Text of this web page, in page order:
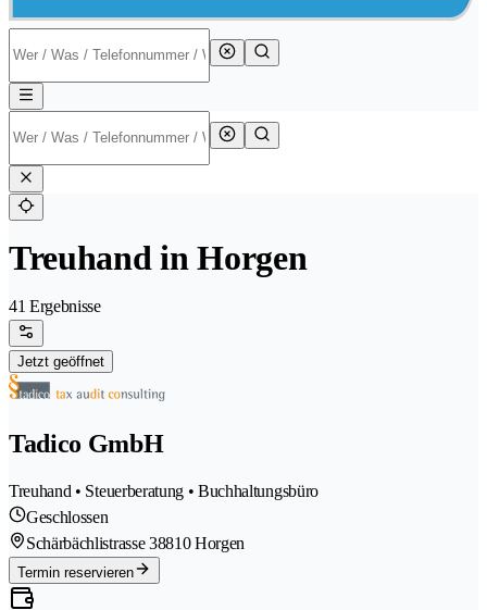
Treuhand in Horgen
41 Ergebnisse
Jetzt geöffnet
Tadico GmbH
Treuhand • Steuerberatung • Buchhaltungsbüro
Geschlossen
Schärbächlistrasse 38810 Horgen
Termin reservieren